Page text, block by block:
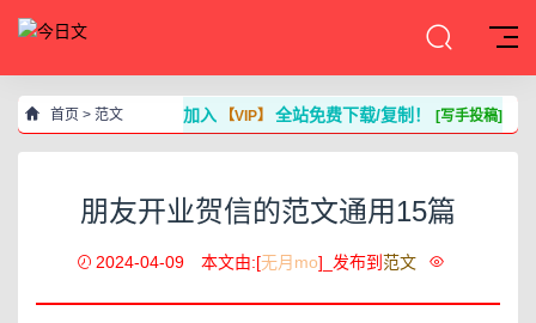
首页 > 范文 加入 【VIP】全站免费下载/复制！[写手投稿]
朋友开业贺信的范文通用15篇
2024-04-09 本文由:[无月mo]_发布到 范文